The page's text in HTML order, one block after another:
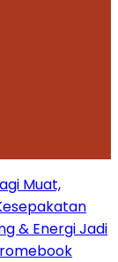
Muat,
& Energi Jadi